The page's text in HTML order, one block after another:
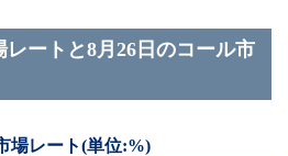
レートと8月26日のコール市
場レート(単位:%)